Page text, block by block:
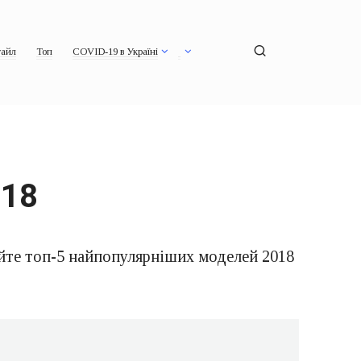
Топ COVID-19 в Україні
топ-5 найпопулярніших моделей 2018